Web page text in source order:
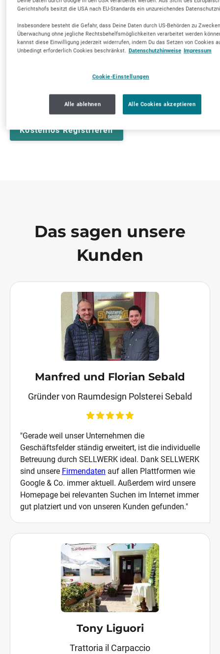
bestätigen Verlässlichkeit, Liquidität, Qualität
und herausragenden Service deines
Unternehmens – damit überzeugst du
und welche Empfehlungen deine Firma erhält
Kostenlos Registrieren
Das sagen unsere
Kunden
Manfred und Florian Sebald
Gründer von Raumdesign Polsterei Sebald
"Gerade weil unser Unternehmen die
Geschäftsfelder ständig erweitert, ist die individuelle
Betreuung durch SELLWERK ideal. Dank SELLWERK
sind unsere Firmendaten auf allen Plattformen wie
Google & Co. immer aktuell. Außerdem wird unsere
Homepage bei relevanten Suchen im Internet immer
gut platziert und von unseren Kunden gefunden."
Tony Liguori
Trattoria il Carpaccio
Gerichtshofs besitzt die USA nach EU-Standards ein unzureichendes
Insbesondere besteht die Gefahr, dass Deine Daten durch US-Behörden zu
Überwachung ohne jegliche Rechtsbehelfsmöglichkeiten verarbeitet werden
kannst diese Einwilligung jederzeit widerrufen, indem Du das Setzen von Cookies
Unbedingt erforderlich Cookies beschränkst. Datenschutzhinweise Impressum
Cookie-Einstellungen
Alle ablehnen Alle Cookies akzeptieren